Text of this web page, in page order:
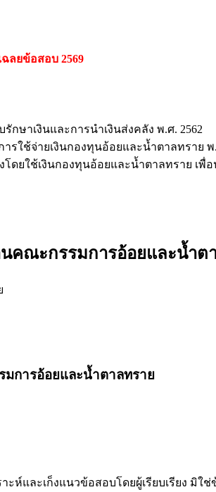
ลยข้อสอบ 2569
รักษาเงินและการนำเงินส่งคลัง พ.ศ. 2562
รใช้จ่ายเงินกองทุนอ้อยและน้ำตาลทราย พ.
โดยใช้เงินกองทุนอ้อยและน้ำตาลทราย
นคณะกรรมการอ้อยและน้ำต
มการอ้อยและน้ำตาลทราย
ห์และเก็งแนวข้อสอบโดยผู้เรียบเรียง มิใ